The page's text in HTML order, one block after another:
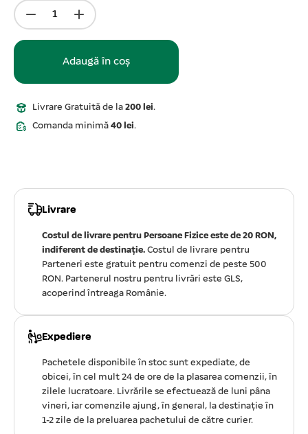
Adaugă în coș
Livrare Gratuită de la 200 lei.
Comanda minimă 40 lei.
Livrare
Costul de livrare pentru Persoane Fizice este de 20 RON,
indiferent de destinație. Costul de livrare pentru
Parteneri este gratuit pentru comenzi de peste 500
RON. Partenerul nostru pentru livrări este GLS,
acoperind întreaga Românie.
Expediere
Pachetele disponibile în stoc sunt expediate, de
obicei, în cel mult 24 de ore de la plasarea comenzii, în
zilele lucratoare. Livrările se efectuează de luni pâna
vineri, iar comenzile ajung, în general, la destinație în
1-2 zile de la preluarea pachetului de către curier.